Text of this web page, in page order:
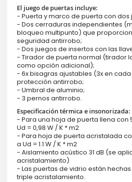
El juego de puertas incluye:
- Puerta y marco de puerta con dos
- Dos cerraduras independientes
bloqueo multipunto) que
seguridad antirrobo;
- Dos juegos de insertos con las
- Tirador de puerta normal (tirador
como opción adicional);
- 6x bisagras ajustables (3x en
protección antirrobo;
- Umbral de aluminio;
- 3 pernos antirrobo.
Especificación térmica e insonorizada:
- Para una hoja de puerta llena con
Ud = 0,98 W / K * m2
- Para hoja de puerta acristalada
a Ud = 1.1 W / K * m2
- Aislamiento acústico 31 dB (se
acristalamiento)
- Las puertas de vidrio están
triple acristalamiento.